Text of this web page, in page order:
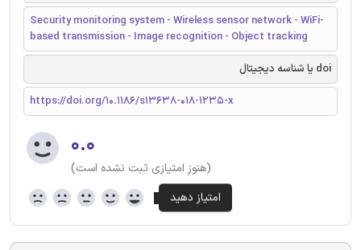
Security monitoring system - Wireless sensor network - WiFi-
based transmission - Image recognition - Object tracking
doi یا شناسه دیجیتال
https://doi.org/10.1186/s13638-018-1235-x
۰.۰
(هنوز امتیازی ثبت نشده است)